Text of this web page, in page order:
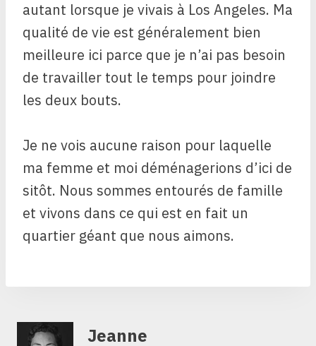
autant lorsque je vivais à Los Angeles. Ma
qualité de vie est généralement bien
meilleure ici parce que je n’ai pas besoin
de travailler tout le temps pour joindre
les deux bouts.
Je ne vois aucune raison pour laquelle
ma femme et moi déménagerions d’ici de
sitôt. Nous sommes entourés de famille
et vivons dans ce qui est en fait un
quartier géant que nous aimons.
Jeanne